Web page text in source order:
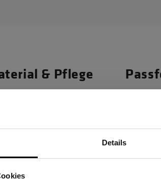
Details
& Pflege
WS Meistermacher Shorts
in Sachen Tragekomfort,
Materialien sorgen für ein
Sind Sie